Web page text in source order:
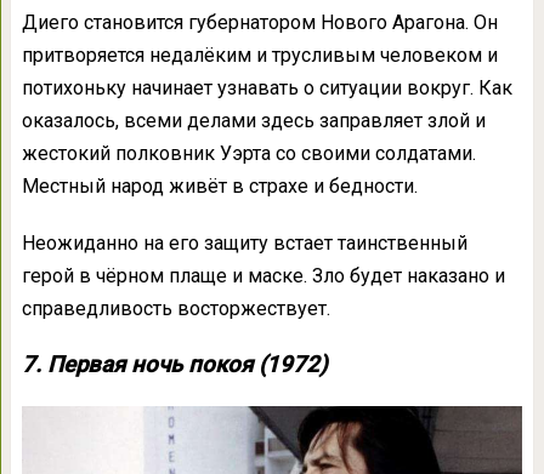
Диего становится губернатором Нового Арагона. Он
притворяется недалёким и трусливым человеком и
потихоньку начинает узнавать о ситуации вокруг. Как
оказалось, всеми делами здесь заправляет злой и
жестокий полковник Уэрта со своими солдатами.
Местный народ живёт в страхе и бедности.
Неожиданно на его защиту встает таинственный
герой в чёрном плаще и маске. Зло будет наказано и
справедливость восторжествует.
7. Первая ночь покоя (1972)